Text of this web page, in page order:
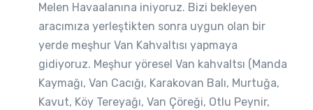
Melen Havaalanına iniyoruz. Bizi bekleyen
aracımıza yerleştikten sonra uygun olan bir
yerde meşhur Van Kahvaltısı yapmaya
gidiyoruz. Meşhur yöresel Van kahvaltsı (Manda
Kaymağı, Van Cacığı, Karakovan Balı, Murtuğa,
Kavut, Köy Tereyağı, Van Çöreği, Otlu Peynir,